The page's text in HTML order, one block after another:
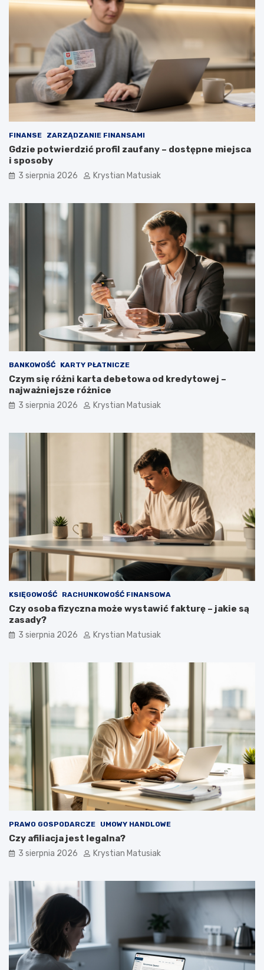
FINANSE ZARZĄDZANIE FINANSAMI
Gdzie potwierdzić profil zaufany – dostępne miejsca
i sposoby
3 sierpnia 2026 Krystian Matusiak
BANKOWOŚĆ KARTY PŁATNICZE
Czym się różni karta debetowa od kredytowej –
najważniejsze różnice
3 sierpnia 2026 Krystian Matusiak
KSIĘGOWOŚĆ RACHUNKOWOŚĆ FINANSOWA
Czy osoba fizyczna może wystawić fakturę – jakie są
zasady?
3 sierpnia 2026 Krystian Matusiak
PRAWO GOSPODARCZE UMOWY HANDLOWE
Czy afiliacja jest legalna?
3 sierpnia 2026 Krystian Matusiak